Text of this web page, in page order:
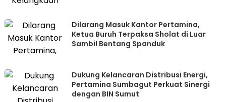
Dilarang Masuk Kantor Pertamina,
Ketua Buruh Terpaksa Sholat di Luar
Sambil Bentang Spanduk
Dukung Kelancaran Distribusi Energi,
Pertamina Sumbagut Perkuat Sinergi
dengan BIN Sumut